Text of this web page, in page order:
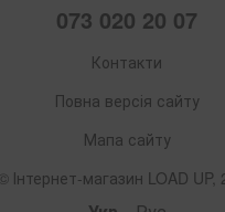
073 020 20 07
Контакти
Повна версія сайту
Мапа сайту
© Інтернет-магазин LOAD UP,